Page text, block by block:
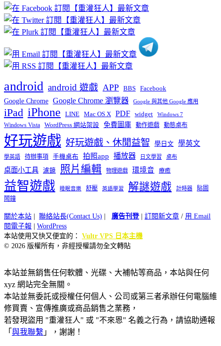
章
分
類
android android 遊戲 APP BBS Facebook
Google Chrome Google Chrome 瀏覽器 Google 與其他 Google 應用
iPad iPhone LINE Mac OS X PDF widget Windows 7
Windows Vista WordPress 網站架設 免費圖庫 動作遊戲 動態桌布
好玩遊戲 好玩遊戲、休閒益智 學日文 學英文
學英語 待辦事項 手機桌布 拍照app 播放器 日文學習 桌布
桌面小工具 濾鏡 照片編輯 物理遊戲 環境音 療癒
益智遊戲 睡眠音樂 舒壓 英語學習 解謎遊戲 計時器
貼圖
鬧鐘
關於本站 聯絡站長(Contact Us) 廣告刊登| 訂閱新文章 / 用 Email
閱電子報
WordPress
本站使用又快又便宜的： Vultr VPS 日本主機
© 2026 版權所有，非經授權請勿全文轉貼
本站並無銷售任何軟體、光碟、大補帖等商品，本站與任何
xyz 網站完全無關。
本站並無委託或授權任何個人、公司或第三者承辦任何電腦維
修買賣、宣傳推廣或商品銷售之業務，
若發現盜用 "重灌狂人" 或 "不來恩" 名義之行為，請協助通報
「 與我聯繫 」，謝謝！